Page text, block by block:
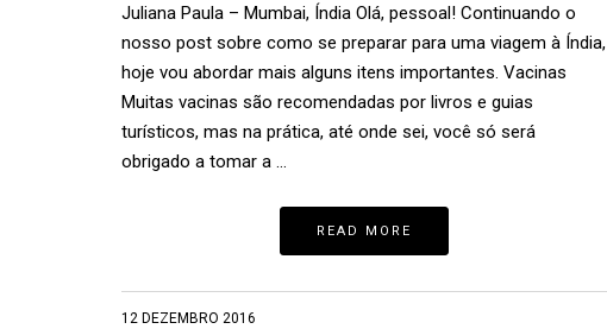
Juliana Paula – Mumbai, Índia Olá, pessoal! Continuando o
nosso post sobre como se preparar para uma viagem à Índia,
hoje vou abordar mais alguns itens importantes. Vacinas
Muitas vacinas são recomendadas por livros e guias
turísticos, mas na prática, até onde sei, você só será
obrigado a tomar a …
READ MORE
12 DEZEMBRO 2016